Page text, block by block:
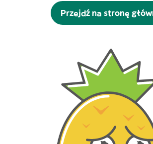
Przejdź na stronę